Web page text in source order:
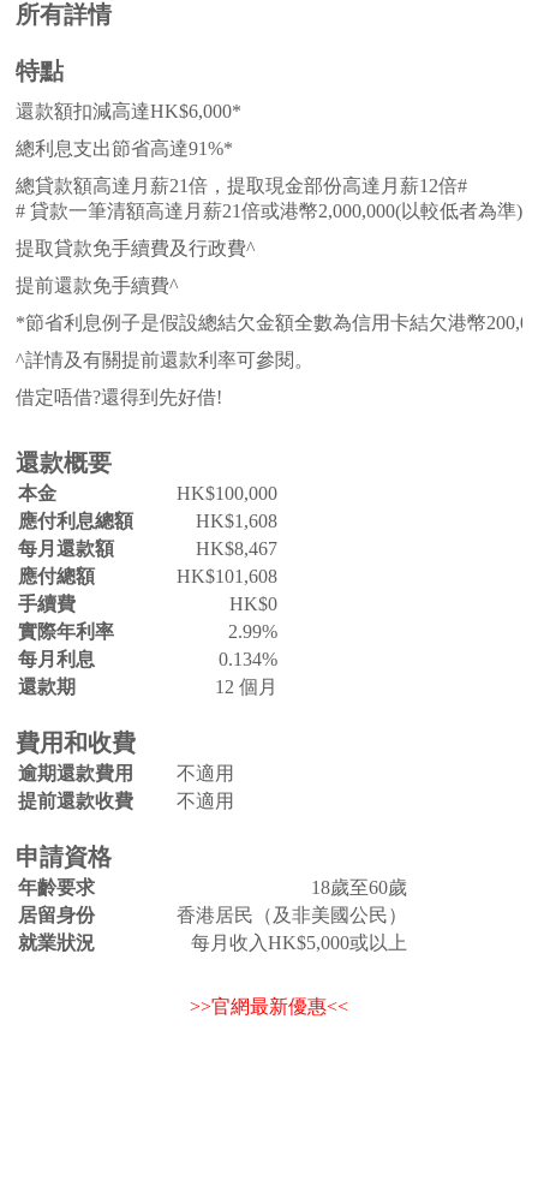
所有詳情
特點
還款額扣減高達HK$6,000*
總利息支出節省高達91%*
總貸款額高達月薪21倍，提取現金部份高達月薪12倍#
# 貸款一筆清額高達月薪21倍或港幣2,000,000(以較低者為
提取貸款免手續費及行政費^
提前還款免手續費^
*節省利息例子是假設總結欠金額全數為信用卡結欠港幣
^詳情及有關提前還款利率可參閱。
借定唔借?還得到先好借!
還款概要
本金 HK$100,000
應付利息總額
HK$1,608
每月還款額
HK$8,467
應付總額
HK$101,608
手續費
HK$0
實際年利率
2.99%
每月利息
0.134%
還款期
12 個月
費用和收費
逾期還款費用
不適用
提前還款收費
不適用
申請資格
年齡要求
18歲至60歲
居留身份
香港居民（及非美國公民）
就業狀況
每月收入HK$5,000或以上
>>官網最新優惠<<